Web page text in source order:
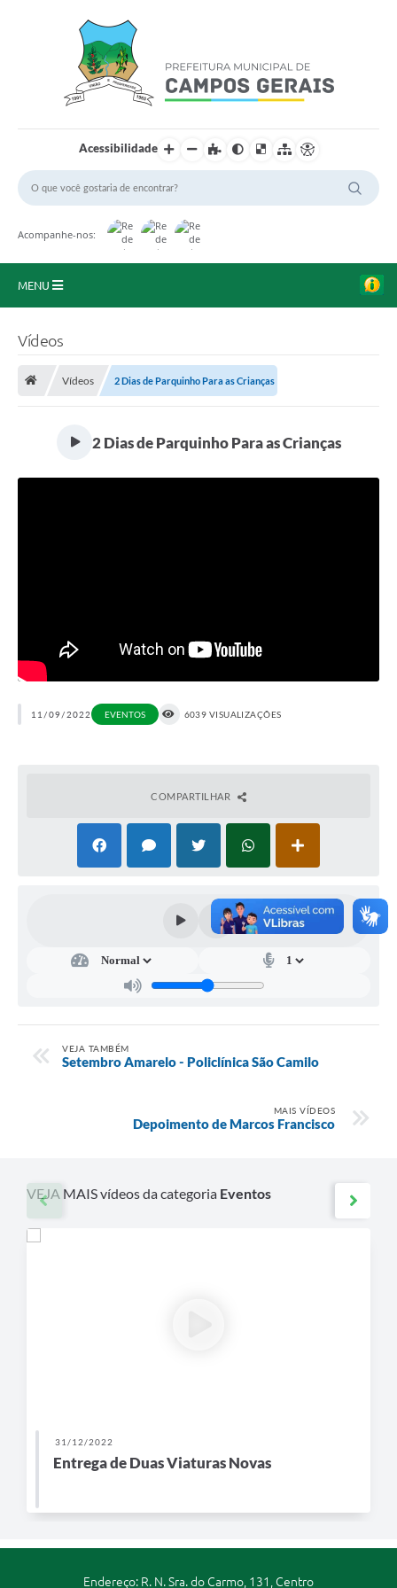
Acessibilidade
Acompanhe-nos:
MENU
Vídeos
Vídeos 2 Dias de Parquinho Para as Crianças
2 Dias de Parquinho Para as Crianças
11/09/2022 EVENTOS 6039 VISUALIZAÇÕES
COMPARTILHAR
VEJA TAMBÉM
Setembro Amarelo - Policlínica São Camilo
MAIS VÍDEOS
Depoimento de Marcos Francisco
VEJA MAIS vídeos da categoria Eventos
31/12/2022
Entrega de Duas Viaturas Novas
Endereço: R. N. Sra. do Carmo, 131, Centro